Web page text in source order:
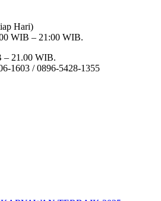
Hari)
WIB – 21:00 WIB.
– 21.00 WIB.
1603 / 0896-5428-1355